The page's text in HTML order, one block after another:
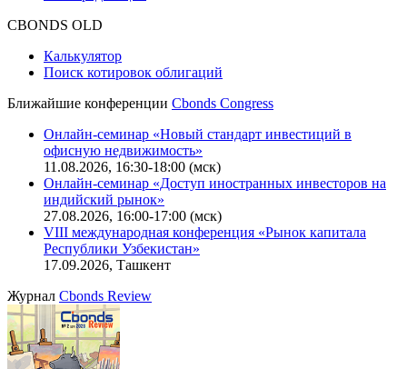
Оферта для юридических лиц
IT-аккредитация
Поиск котировок облигаций
Ближайшие конференцииCbonds Congress
Онлайн-семинар «Новый стандарт инвестиций в
офисную недвижимость»
11.08.2026, 16:30-18:00 (мск)
Онлайн-семинар «Доступ иностранных инвесторов на
индийский рынок»
VIII международная конференция «Рынок капитала
Республики Узбекистан»
17.09.2026, Ташкент
ЖурналCbonds Review